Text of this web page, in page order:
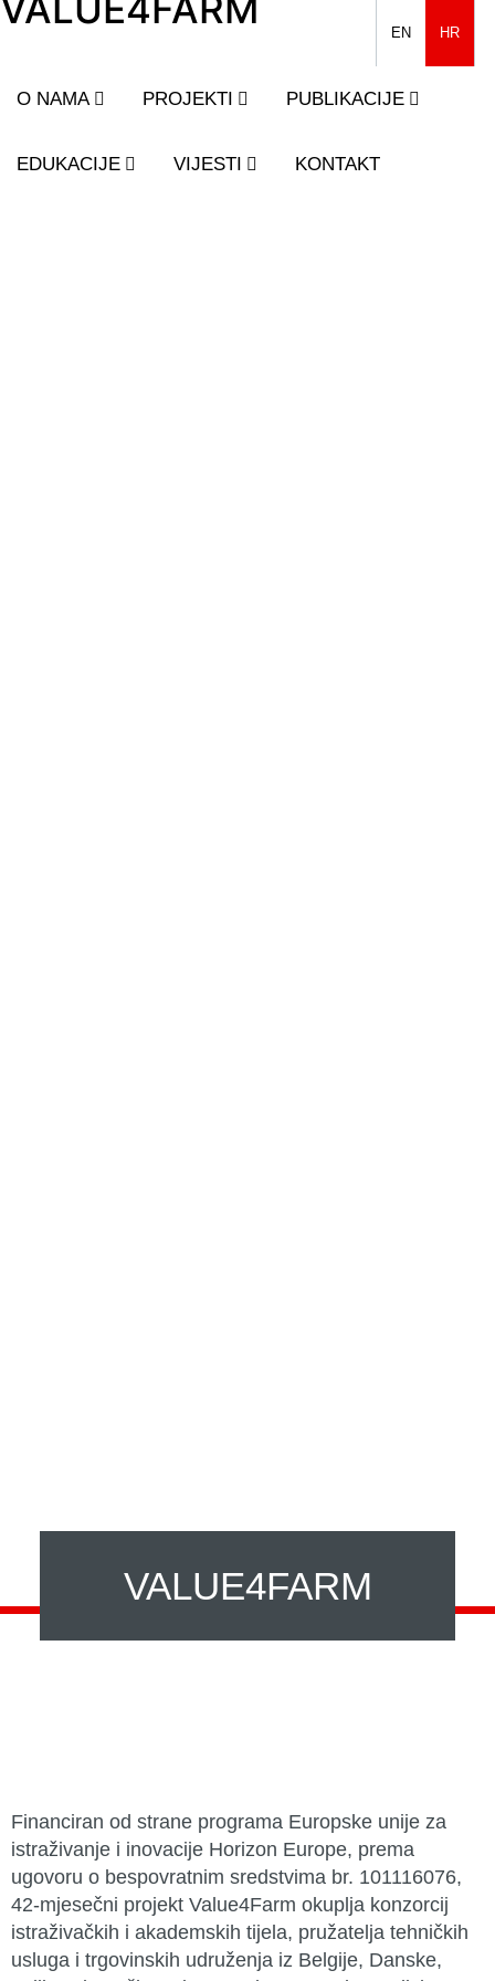
EN HR
O NAMA PROJEKTI PUBLIKACIJE
EDUKACIJE VIJESTI KONTAKT
VALUE4FARM
Financiran od strane programa Europske unije za
istraživanje i inovacije Horizon Europe, prema
ugovoru o bespovratnim sredstvima br. 101116076,
42-mjesečni projekt Value4Farm okuplja konzorcij
istraživačkih i akademskih tijela, pružatelja tehničkih
usluga i trgovinskih udruženja iz Belgije, Danske,